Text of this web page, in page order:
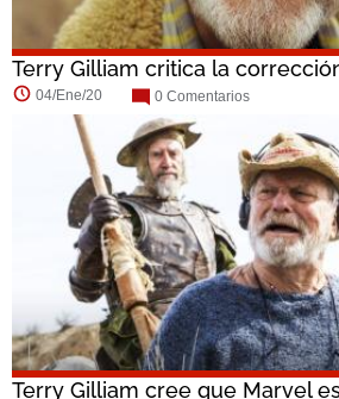
Terry Gilliam critica la
04/Ene/20 0 Comentarios
Terry Gilliam cree que Marvel